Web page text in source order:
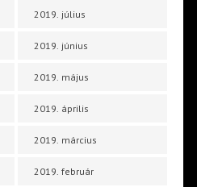
2019. július
2019. június
2019. május
2019. április
2019. március
2019. február